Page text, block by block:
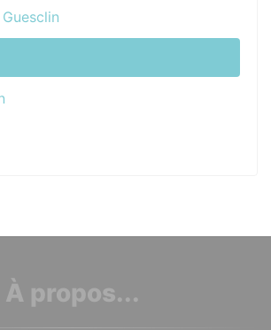
À propos...